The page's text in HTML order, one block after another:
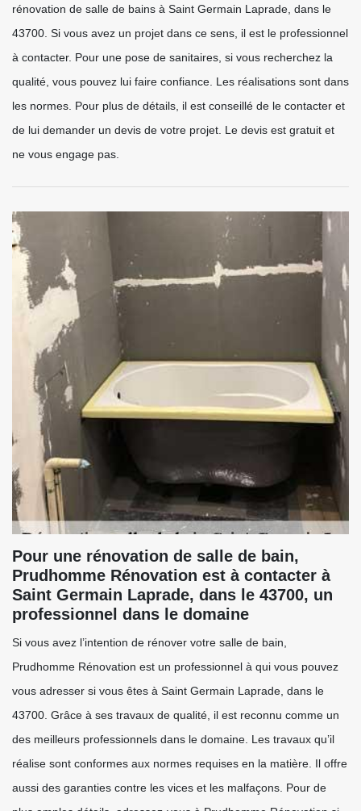
rénovation de salle de bains à Saint Germain Laprade, dans le
43700. Si vous avez un projet dans ce sens, il est le professionnel
à contacter. Pour une pose de sanitaires, si vous recherchez la
qualité, vous pouvez lui faire confiance. Les réalisations sont dans
les normes. Pour plus de détails, il est conseillé de le contacter et
de lui demander un devis de votre projet. Le devis est gratuit et
ne vous engage pas.
Pour une rénovation de salle de bain,
Prudhomme Rénovation est à contacter à
Saint Germain Laprade, dans le 43700, un
professionnel dans le domaine
Si vous avez l’intention de rénover votre salle de bain,
Prudhomme Rénovation est un professionnel à qui vous pouvez
vous adresser si vous êtes à Saint Germain Laprade, dans le
43700. Grâce à ses travaux de qualité, il est reconnu comme un
des meilleurs professionnels dans le domaine. Les travaux qu’il
réalise sont conformes aux normes requises en la matière. Il offre
aussi des garanties contre les vices et les malfaçons. Pour de